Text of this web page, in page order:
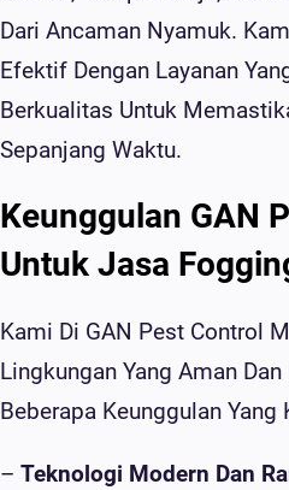
Dari Ancaman Nyamuk.
Efektif Dengan Layanan
Berkualitas Untuk
Sepanjang Waktu.
Keunggulan GAN
Untuk Jasa
Kami Di GAN Pest Control
Lingkungan Yang Aman
Beberapa Keunggulan Yang
– Teknologi Modern Dan